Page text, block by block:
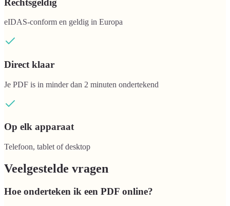
eIDAS-conform en geldig in Europa
Direct klaar
Je PDF is in minder dan 2 minuten ondertekend
Op elk apparaat
Telefoon, tablet of desktop
Veelgestelde vragen
Hoe onderteken ik een PDF online?